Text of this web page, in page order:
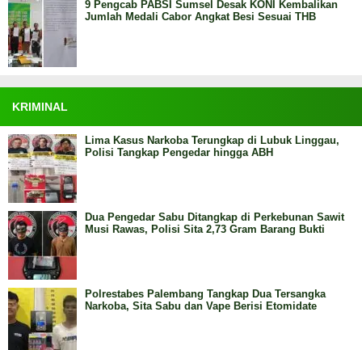
9 Pengcab PABSI Sumsel Desak KONI Kembalikan
Jumlah Medali Cabor Angkat Besi Sesuai THB
KRIMINAL
Lima Kasus Narkoba Terungkap di Lubuk Linggau,
Polisi Tangkap Pengedar hingga ABH
Dua Pengedar Sabu Ditangkap di Perkebunan Sawit
Musi Rawas, Polisi Sita 2,73 Gram Barang Bukti
Polrestabes Palembang Tangkap Dua Tersangka
Narkoba, Sita Sabu dan Vape Berisi Etomidate